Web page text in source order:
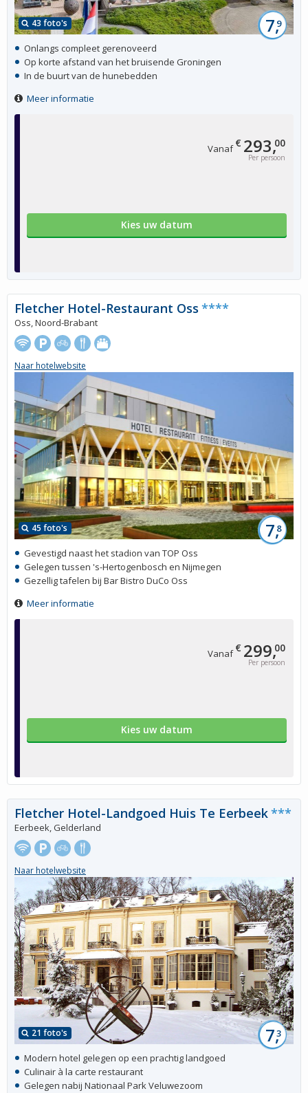
Vanaf€ 293,00
Per persoon
Kies uw datum
43 foto's 7,9
Onlangs compleet gerenoveerd
Op korte afstand van het bruisende Groningen
In de buurt van de hunebedden
Meer informatie
Vanaf€ 299,00
Per persoon
Kies uw datum
45 foto's 7,8
Fletcher Hotel-Restaurant Oss ****
Oss, Noord-Brabant
Naar hotelwebsite
Gevestigd naast het stadion van TOP Oss
Gelegen tussen 's-Hertogenbosch en Nijmegen
Gezellig tafelen bij Bar Bistro DuCo Oss
Meer informatie
21 foto's 7,3
Fletcher Hotel-Landgoed Huis Te Eerbeek***
Eerbeek, Gelderland
Naar hotelwebsite
Modern hotel gelegen op een prachtig landgoed
Culinair à la carte restaurant
Gelegen nabij Nationaal Park Veluwezoom